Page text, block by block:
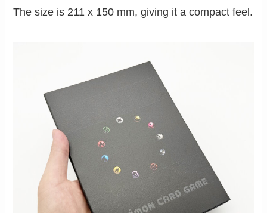
The size is 211 x 150 mm, giving it a compact feel.